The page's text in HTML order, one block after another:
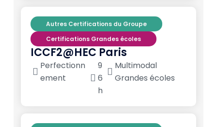
Autres Certifications du Groupe
Certifications Grandes écoles
ICCF2@HEC Paris
Perfectionn
ement
9
6
h
Multimodal
Grandes écoles